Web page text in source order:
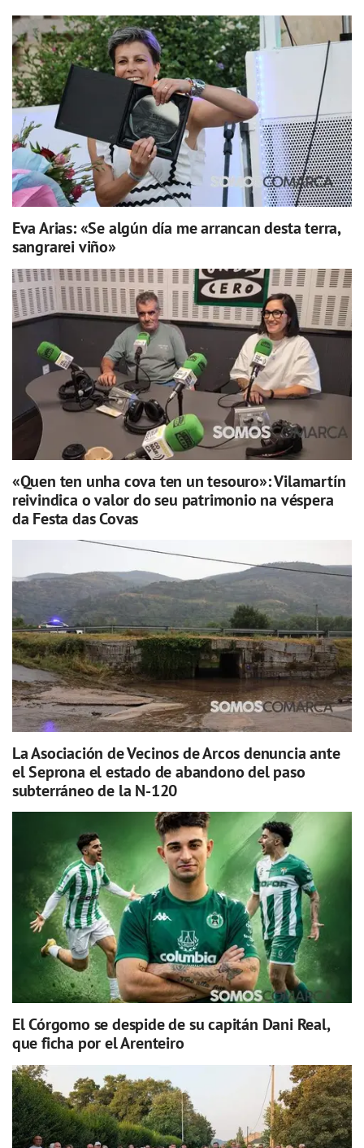
Eva Arias: «Se algún día me arrancan desta terra,
sangrarei viño»
«Quen ten unha cova ten un tesouro»: Vilamartín
reivindica o valor do seu patrimonio na véspera
da Festa das Covas
La Asociación de Vecinos de Arcos denuncia ante
el Seprona el estado de abandono del paso
subterráneo de la N-120
El Córgomo se despide de su capitán Dani Real,
que ficha por el Arenteiro